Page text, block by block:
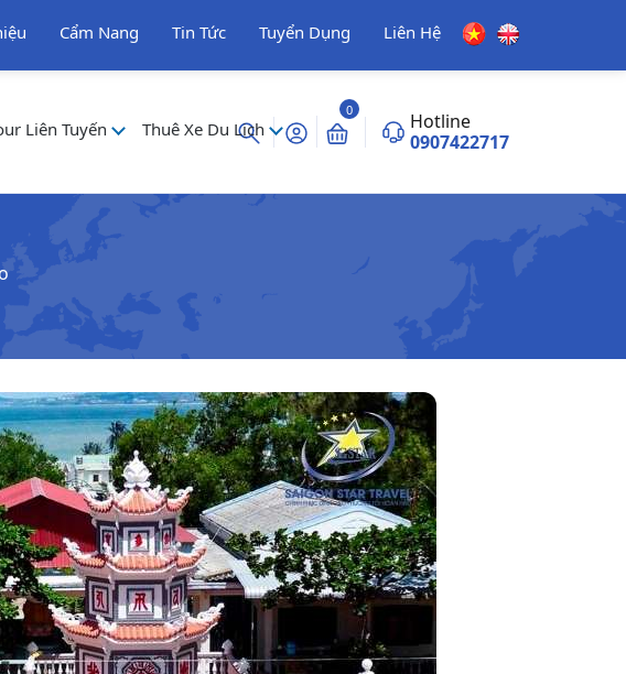
Cẩm Nang Tin Tức Tuyển Dụng Liên Hệ
Liên Tuyến Thuê Xe Du Lịch
0
Hotline
0907422717